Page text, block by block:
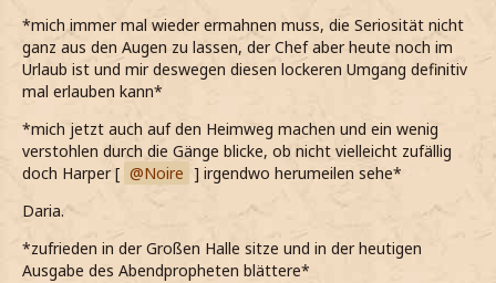
*mich immer mal wieder ermahnen muss, die Seriosität nicht
ganz aus den Augen zu lassen, der Chef aber heute noch im
Urlaub ist und mir deswegen diesen lockeren Umgang definitiv
mal erlauben kann*
*mich jetzt auch auf den Heimweg machen und ein wenig
verstohlen durch die Gänge blicke, ob nicht vielleicht zufällig
doch Harper [
Noire ] irgendwo herumeilen sehe*
Daria.
*zufrieden in der Großen Halle sitze und in der heutigen
Ausgabe des Abendpropheten blättere*